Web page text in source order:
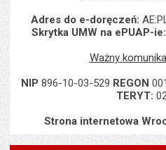
Adres do e-doręczeń:
Skrytka UMW na ePUAP-ie:
Ważny
NIP 896-10-03-529 REGON
TERYT:
Strona internetowa